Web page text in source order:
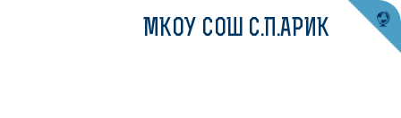
МКОУ СОШ С.П.АРИК